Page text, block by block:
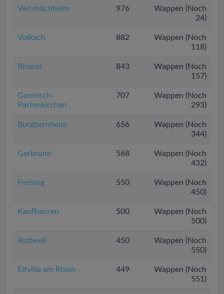
Veitshöchheim 976
Wappen (Noch
24)
Volkach 882
Wappen (Noch
118)
Rimpar 843
Wappen (Noch
157)
Garmisch-
Partenkirchen
707
Wappen (Noch
293)
Burgbernheim 656
Wappen (Noch
344)
Gerbrunn 568
Wappen (Noch
432)
Freising 550
Wappen (Noch
450)
Kaufbeuren 500
Wappen (Noch
500)
Rottweil 450
Wappen (Noch
550)
Eltville am Rhein 449
Wappen (Noch
551)